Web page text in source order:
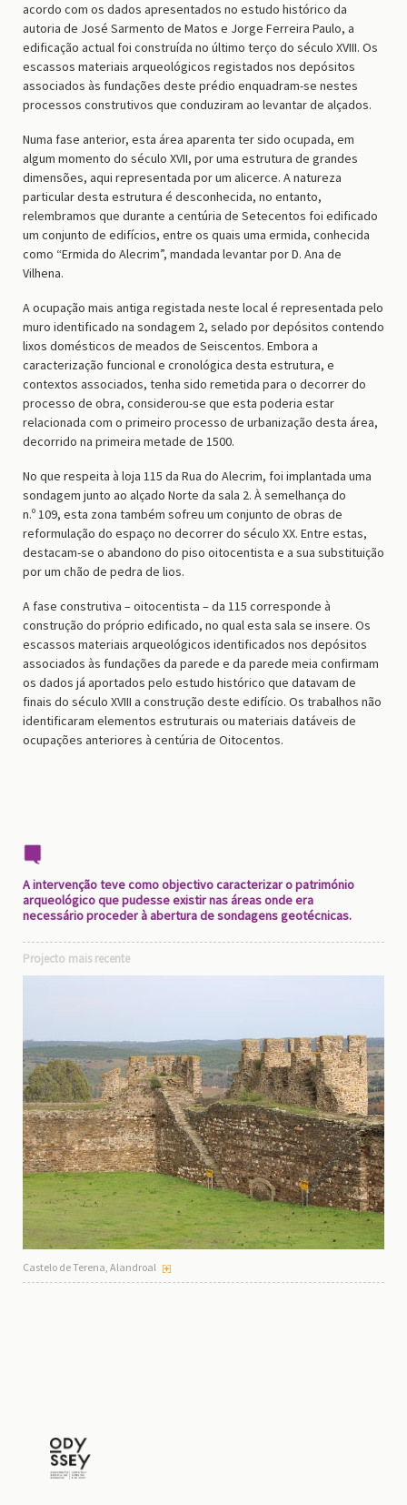
acordo com os dados apresentados no estudo histórico da
autoria de José Sarmento de Matos e Jorge Ferreira Paulo, a
edificação actual foi construída no último terço do século XVIII. Os
escassos materiais arqueológicos registados nos depósitos
associados às fundações deste prédio enquadram-se nestes
processos construtivos que conduziram ao levantar de alçados.
Numa fase anterior, esta área aparenta ter sido ocupada, em
algum momento do século XVII, por uma estrutura de grandes
dimensões, aqui representada por um alicerce. A natureza
particular desta estrutura é desconhecida, no entanto,
relembramos que durante a centúria de Setecentos foi edificado
um conjunto de edifícios, entre os quais uma ermida, conhecida
como “Ermida do Alecrim”, mandada levantar por D. Ana de
Vilhena.
A ocupação mais antiga registada neste local é representada pelo
muro identificado na sondagem 2, selado por depósitos contendo
lixos domésticos de meados de Seiscentos. Embora a
caracterização funcional e cronológica desta estrutura, e
contextos associados, tenha sido remetida para o decorrer do
processo de obra, considerou-se que esta poderia estar
relacionada com o primeiro processo de urbanização desta área,
decorrido na primeira metade de 1500.
No que respeita à loja 115 da Rua do Alecrim, foi implantada uma
sondagem junto ao alçado Norte da sala 2. À semelhança do
n.º 109, esta zona também sofreu um conjunto de obras de
reformulação do espaço no decorrer do século XX. Entre estas,
destacam-se o abandono do piso oitocentista e a sua substituição
por um chão de pedra de lios.
A fase construtiva – oitocentista – da 115 corresponde à
construção do próprio edificado, no qual esta sala se insere. Os
escassos materiais arqueológicos identificados nos depósitos
associados às fundações da parede e da parede meia confirmam
os dados já aportados pelo estudo histórico que datavam de
finais do século XVIII a construção deste edifício. Os trabalhos não
identificaram elementos estruturais ou materiais datáveis de
ocupações anteriores à centúria de Oitocentos.
A intervenção teve como objectivo caracterizar o património
arqueológico que pudesse existir nas áreas onde era
necessário proceder à abertura de sondagens geotécnicas.
Projecto mais recente
Castelo de Terena, Alandroal